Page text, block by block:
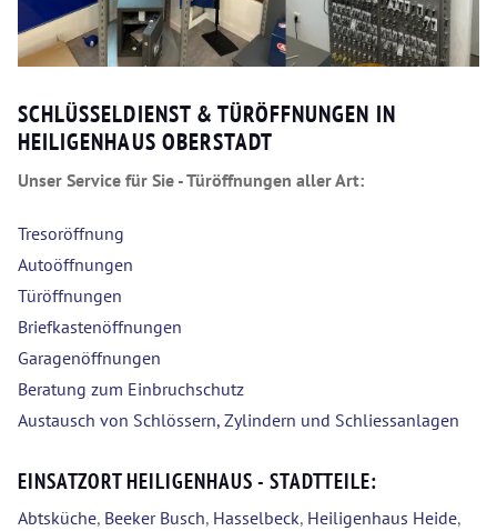
SCHLÜSSELDIENST & TÜRÖFFNUNGEN IN
HEILIGENHAUS OBERSTADT
Unser Service für Sie - Türöffnungen aller Art:
Tresoröffnung
Autoöffnungen
Türöffnungen
Briefkastenöffnungen
Garagenöffnungen
Beratung zum Einbruchschutz
Austausch von Schlössern, Zylindern und Schliessanlagen
EINSATZORT HEILIGENHAUS - STADTTEILE:
Abtsküche, Beeker Busch, Hasselbeck, Heiligenhaus Heide,